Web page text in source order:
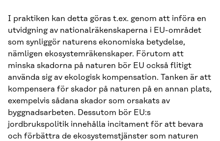
I praktiken kan detta göras t.ex. genom att införa en
utvidgning av nationalräkenskaperna i EU-området
som synliggör naturens ekonomiska betydelse,
nämligen ekosystemräkenskaper. Förutom att
minska skadorna på naturen bör EU också flitigt
använda sig av ekologisk kompensation. Tanken är att
kompensera för skador på naturen på en annan plats,
exempelvis sådana skador som orsakats av
byggnadsarbeten. Dessutom bör EU:s
jordbrukspolitik innehålla incitament för att bevara
och förbättra de ekosystemstjänster som naturen